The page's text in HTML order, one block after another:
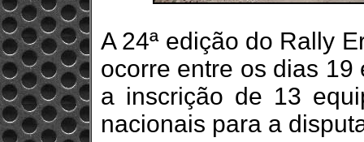
A 24ª edição do Rally
ocorre entre os dias
a inscrição de 13
nacionais para a